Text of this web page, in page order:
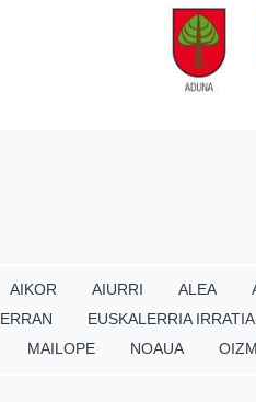
AIKOR AIURRI ALEA
ERRAN EUSKALERRIA IRRATIA
MAILOPE NOAUA